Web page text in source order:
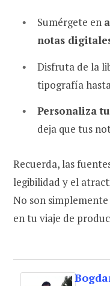
Sumérgete en
notas
Disfruta de la
tipografía
Personaliza
deja que tus
Recuerda, las
legibilidad y el
No son
en tu viaje de